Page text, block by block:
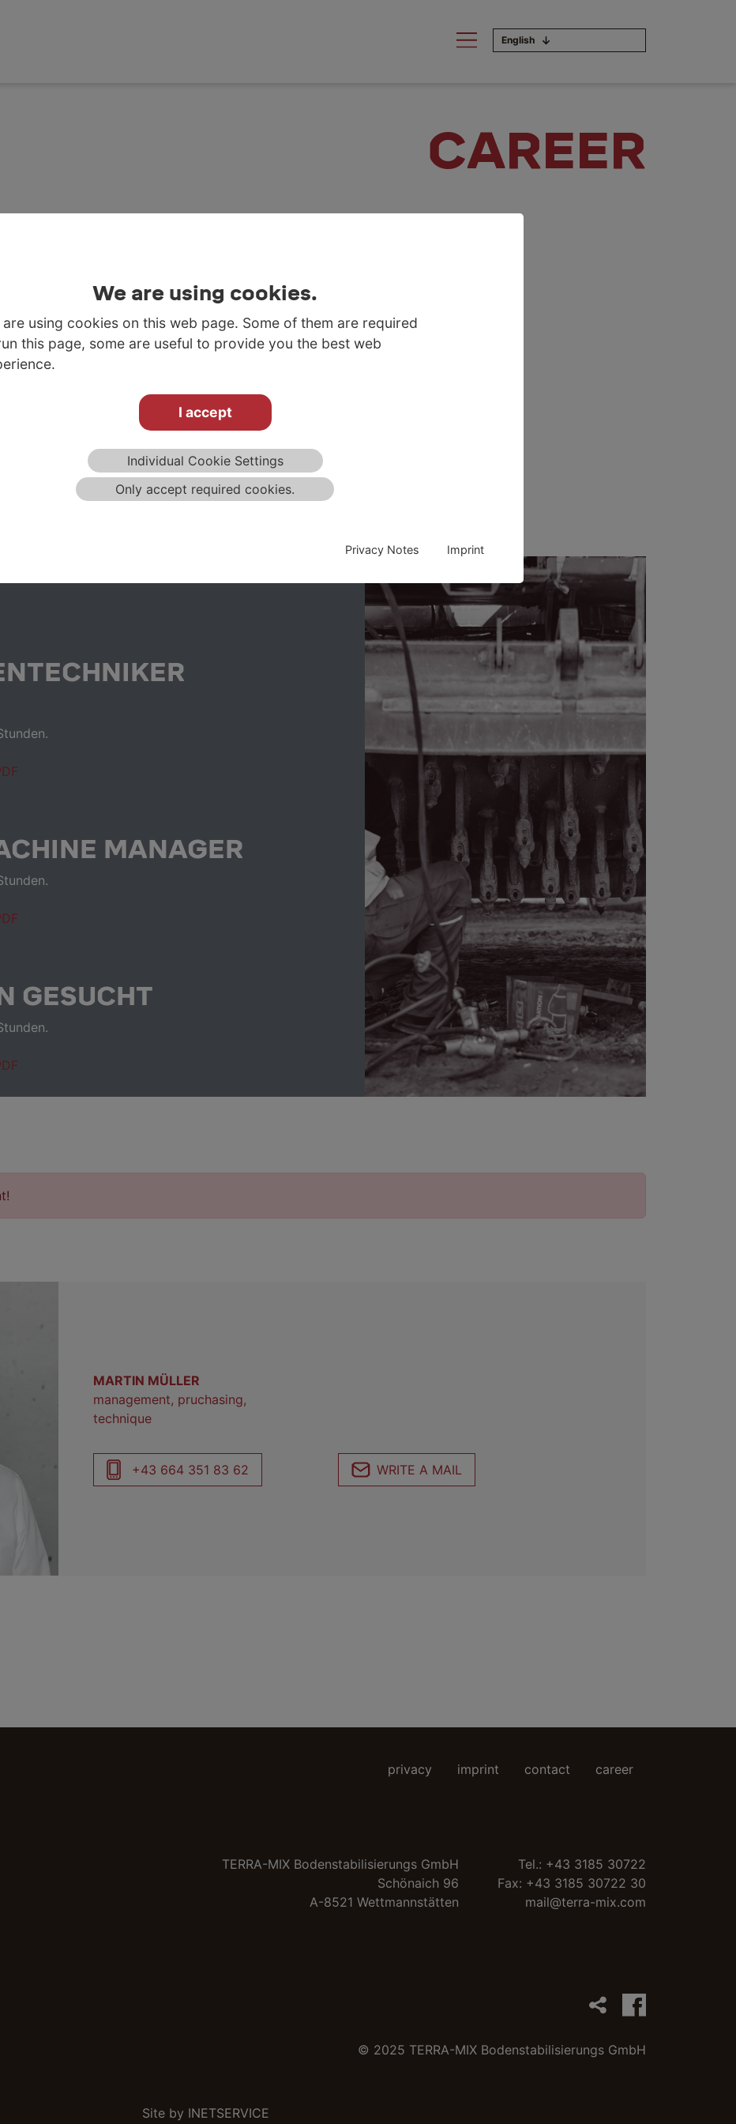
We are using cookies.
are using cookies on this web page. Some of them are required
this page, some are useful to provide you the best web
I accept
Individual Cookie Settings
Only accept required cookies.
Privacy Notes Imprint
English
CAREER
BECOME PART OF A
EUROPE-WIDE
MANAGER
GESUCHT
MARTIN MÜLLER
management, pruchasing,
technique
+43 664 351 83 62 WRITE A MAIL
privacy imprint contact career
TERRA-MIX Bodenstabilisierungs GmbH
Schönaich 96
A-8521 Wettmannstätten
Tel.: +43 3185 30722
Fax: +43 3185 30722 30
mail@terra-mix.com
© 2025 TERRA-MIX Bodenstabilisierungs GmbH
Site by INETSERVICE